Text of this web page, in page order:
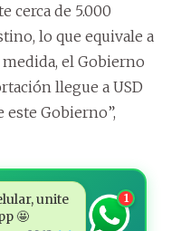
cerca de 5.000
lo que equivale a
medida, el Gobierno
llegue a USD
Gobierno”,
unite
🤩
1